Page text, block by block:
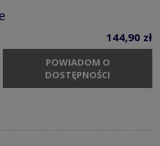
144,90 zł
POWIADOM O
DOSTĘPNOŚCI